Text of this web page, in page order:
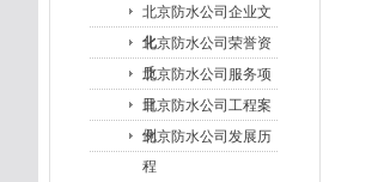
北京防水公司企业文
化
北京防水公司荣誉资
质
北京防水公司服务项
目
北京防水公司工程案
例
北京防水公司发展历
程